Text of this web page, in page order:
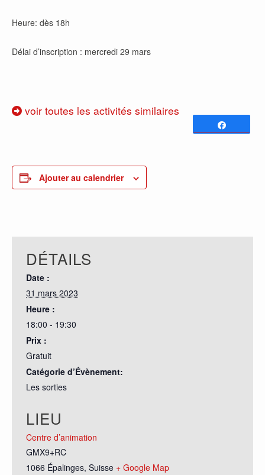
Heure: dès 18h
Délai d’inscription : mercredi 29 mars
voir toutes les activités similaires
Ajouter au calendrier
DÉTAILS
Date :
31 mars 2023
Heure :
18:00 - 19:30
Prix :
Gratuit
Catégorie d’Évènement:
Les sorties
LIEU
Centre d’animation
GMX9+RC
1066 Épalinges, Suisse + Google Map